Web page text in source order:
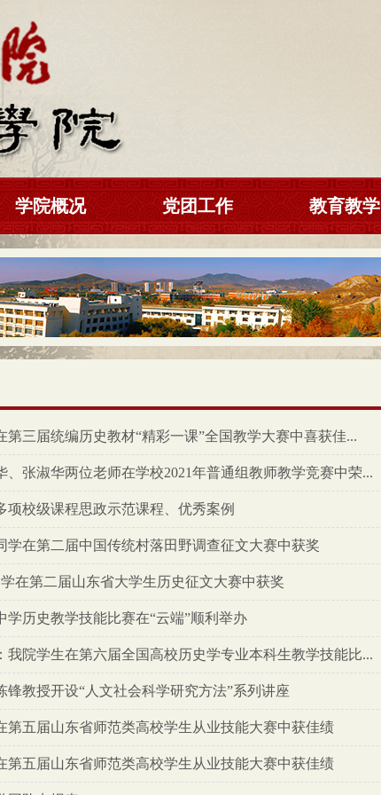
学院概况 党团工作 教育教学
第三届统编历史教材“精彩一课”全国教学大赛中喜获佳...
、张淑华两位老师在学校2021年普通组教师教学竞赛中荣...
项校级课程思政示范课程、优秀案例
学在第二届中国传统村落田野调查征文大赛中获奖
在第二届山东省大学生历史征文大赛中获奖
学历史教学技能比赛在“云端”顺利举办
我院学生在第六届全国高校历史学专业本科生教学技能比...
锋教授开设“人文社会科学研究方法”系列讲座
第五届山东省师范类高校学生从业技能大赛中获佳绩
第五届山东省师范类高校学生从业技能大赛中获佳绩